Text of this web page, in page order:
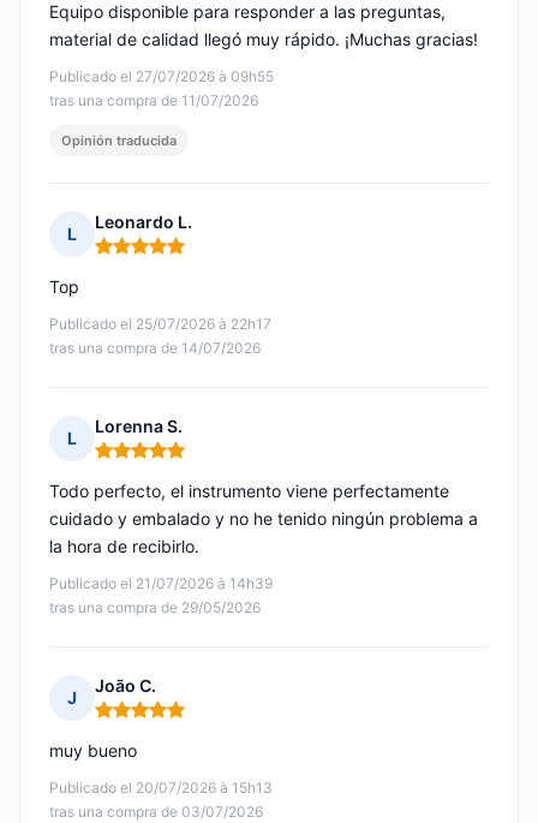
Publicado el 27/07/2026 à 09h55
tras una compra de 11/07/2026
Equipo disponible para responder a las preguntas,
material de calidad llegó muy rápido. ¡Muchas gracias!
Opinión traducida
L
Leonardo L.
Nota: 5 de 5
Publicado el 25/07/2026 à 22h17
tras una compra de 14/07/2026
Top
L
Lorenna S.
Nota: 5 de 5
Publicado el 21/07/2026 à 14h39
tras una compra de 29/05/2026
Todo perfecto, el instrumento viene perfectamente
cuidado y embalado y no he tenido ningún problema a
la hora de recibirlo.
J
João C.
Nota: 5 de 5
Publicado el 20/07/2026 à 15h13
tras una compra de 03/07/2026
muy bueno